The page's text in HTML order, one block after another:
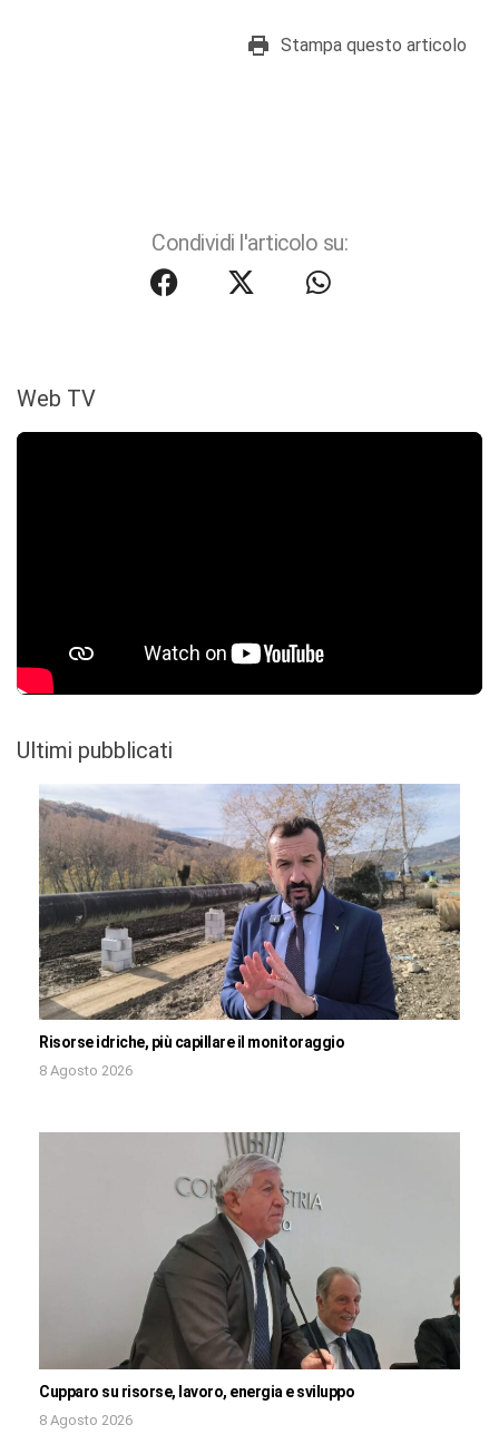
Stampa questo articolo
Condividi l'articolo su:
Web TV
Ultimi pubblicati
Risorse idriche, più capillare il monitoraggio
8 Agosto 2026
Cupparo su risorse, lavoro, energia e sviluppo
8 Agosto 2026